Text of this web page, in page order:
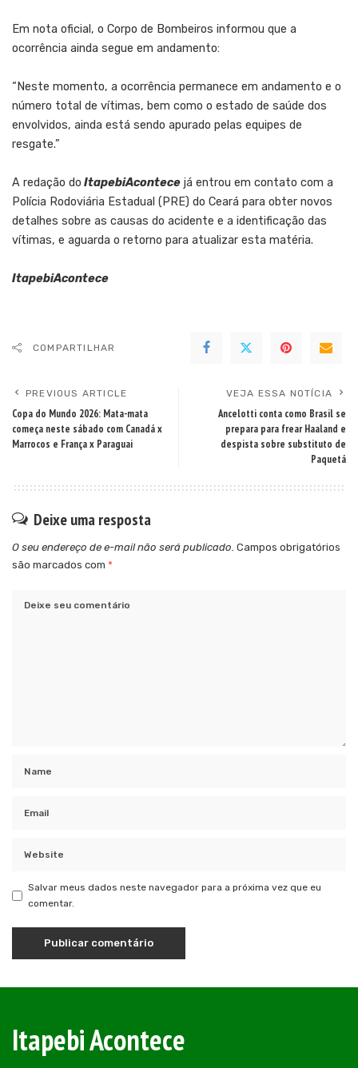
Em nota oficial, o Corpo de Bombeiros informou que a
ocorrência ainda segue em andamento:
“Neste momento, a ocorrência permanece em andamento e o
número total de vítimas, bem como o estado de saúde dos
envolvidos, ainda está sendo apurado pelas equipes de
resgate.”
A redação do ItapebiAcontece já entrou em contato com a
Polícia Rodoviária Estadual (PRE) do Ceará para obter novos
detalhes sobre as causas do acidente e a identificação das
vítimas, e aguarda o retorno para atualizar esta matéria.
ItapebiAcontece
COMPARTILHAR
PREVIOUS ARTICLE
Copa do Mundo 2026: Mata-mata
começa neste sábado com Canadá x
Marrocos e França x Paraguai
VEJA ESSA NOTÍCIA
Ancelotti conta como Brasil se
prepara para frear Haaland e
despista sobre substituto de
Paquetá
Deixe uma resposta
O seu endereço de e-mail não será publicado. Campos obrigatórios
são marcados com *
Salvar meus dados neste navegador para a próxima vez que eu
comentar.
Itapebi Acontece